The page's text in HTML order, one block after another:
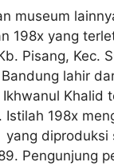
museum
198x yang
Pisang, Kec.
lahir
Khalid
Istilah 198x
yang diproduksi
Pengunjung